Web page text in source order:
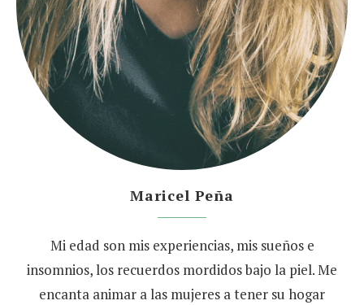
Maricel Peña
Mi edad son mis experiencias, mis sueños e
insomnios, los recuerdos mordidos bajo la piel. Me
encanta animar a las mujeres a tener su hogar